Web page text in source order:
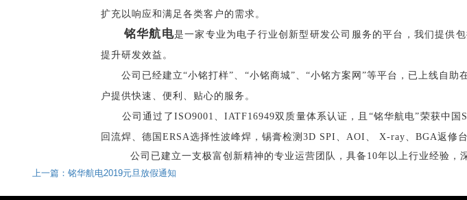
扩充以响应和满足各类客户的需求。
铭华航电是一家专业为电子行业创新型研发公司服务的平台，我们提供
提升研发效益。
公司已经建立“小铭打样”、“小铭商城”、“小铭方案网”等平台，已上线自助
户提供快速、便利、贴心的服务。
公司通过了ISO9001、IATF16949双质量体系认证，且“铭华航电”荣获中国
回流焊、德国 ERSA选择性波峰焊，锡膏检测3D SPI、AOI、 X-ray、BGA返修台
公司已建立一支极富创新精神的专业运营团队，具备10年以上行业经验，
上一篇：铭华航电2019元旦放假通知